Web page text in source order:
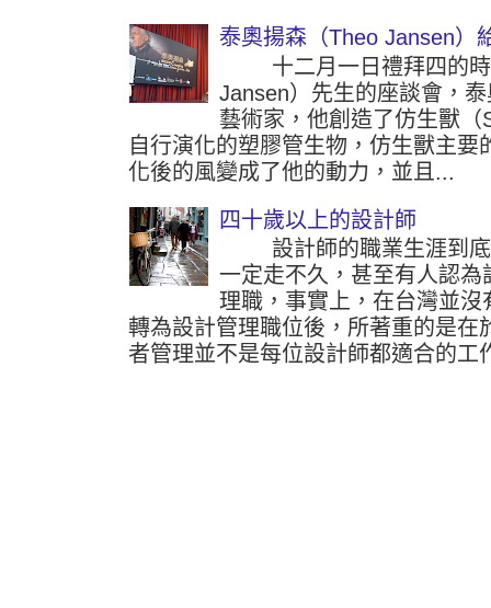
泰奧揚森（Theo Jansen）
十二月一日禮拜四的時
Jansen）先生的座談會，
藝術家，他創造了仿生獸
自行演化的塑膠管生物，仿生獸主
化後的風變成了他的動力，並且...
四十歲以上的設計師
設計師的職業生涯到底
一定走不久，甚至有人認
理職，事實上，在台灣並
轉為設計管理職位後，所著重的是
者管理並不是每位設計師都適合的工